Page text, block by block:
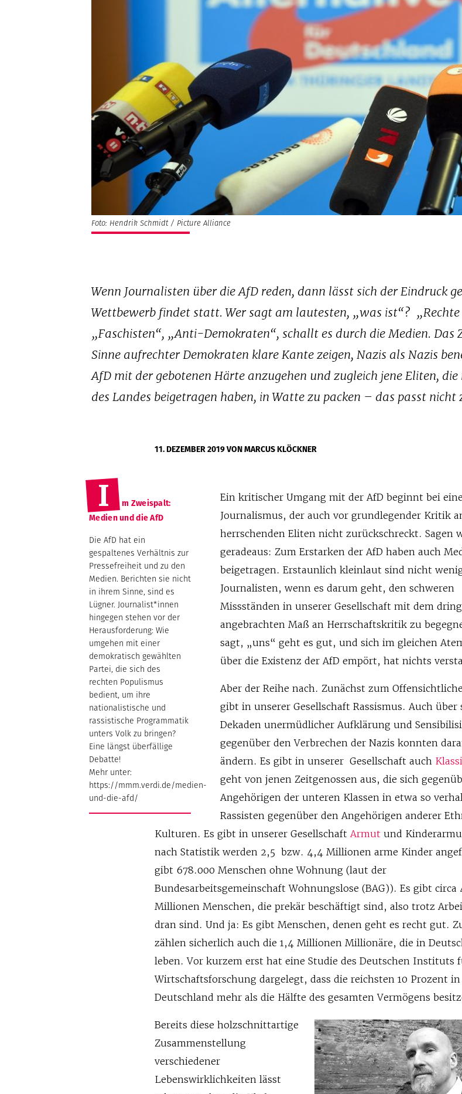
Foto: Hendrik Schmidt / Picture Alliance
Wenn Journalisten über die AfD reden, dann lässt sich der Eindruck
Wettbewerb findet statt. Wer sagt am lautesten, „was ist“? „Rechte
„Faschisten“, „Anti-Demokraten“, schallt es durch die Medien. Das
Sinne aufrechter Demokraten klare Kante zeigen, Nazis als Nazis
AfD mit der gebotenen Härte anzugehen und zugleich jene Eliten,
des Landes beigetragen haben, in Watte zu packen – das passt nicht
11. DEZEMBER 2019VON MARCUS KLÖCKNER
I
m Zweispalt:
Medien und die AfD
Die AfD hat ein
gespaltenes Verhältnis zur
Pressefreiheit und zu den
Medien. Berichten sie nicht
in ihrem Sinne, sind es
Lügner. Journalist*innen
hingegen stehen vor der
Herausforderung: Wie
umgehen mit einer
demokratisch gewählten
Partei, die sich des
rechten Populismus
bedient, um ihre
nationalistische und
rassistische Programmatik
unters Volk zu bringen?
Eine längst überfällige
Debatte!
Mehr unter:
https://mmm.verdi.de/medien-
und-die-afd/
Ein kritischer Umgang mit der AfD beginnt bei
Journalismus, der auch vor grundlegender Kritik
herrschenden Eliten nicht zurückschreckt. Sagen
geradeaus: Zum Erstarken der AfD haben auch
beigetragen. Erstaunlich kleinlaut sind nicht
Journalisten, wenn es darum geht, den schweren
Missständen in unserer Gesellschaft mit dem
angebrachten Maß an Herrschaftskritik zu
sagt, „uns“ geht es gut, und sich im gleichen
über die Existenz der AfD empört, hat nichts
Aber der Reihe nach. Zunächst zum
gibt in unserer Gesellschaft Rassismus. Auch über
Dekaden unermüdlicher Aufklärung und
gegenüber den Verbrechen der Nazis konnten
ändern. Es gibt in unserer Gesellschaft auch
geht von jenen Zeitgenossen aus, die sich
Angehörigen der unteren Klassen in etwa so
Rassisten gegenüber den Angehörigen anderer
Kulturen. Es gibt in unserer Gesellschaft Armut und
nach Statistik werden 2,5 bzw. 4,4 Millionen arme Kinder
gibt 678.000 Menschen ohne Wohnung (laut der
Bundesarbeitsgemeinschaft Wohnungslose (BAG)). Es gibt circa
Millionen Menschen, die prekär beschäftigt sind, also trotz
dran sind. Und ja: Es gibt Menschen, denen geht es recht gut.
zählen sicherlich auch die 1,4 Millionen Millionäre, die in
leben. Vor kurzem erst hat eine Studie des Deutschen Instituts
Wirtschaftsforschung dargelegt, dass die reichsten 10 Prozent in
Deutschland mehr als die Hälfte des gesamten Vermögens
Bereits diese holzschnittartige
Zusammenstellung
verschiedener
Lebenswirklichkeiten lässt